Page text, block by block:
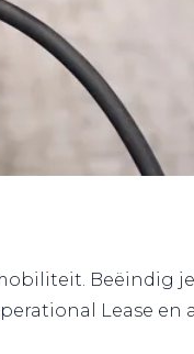
Beëindig
Lease